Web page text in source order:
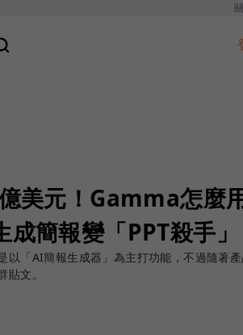
美元！Gamma怎麼
簡報變「PPT殺手」
「AI簡報生成器」為主打功能，不過隨著產
文。